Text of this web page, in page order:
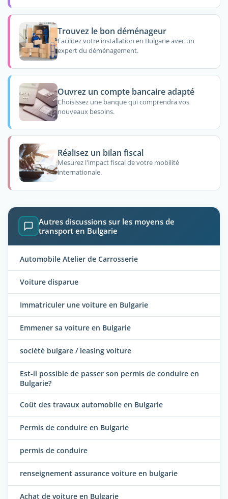
Trouvez le bon déménageur
Facilitez votre installation en Bulgarie avec un
expert du déménagement.
Ouvrez un compte bancaire adapté
Choisissez une banque qui comprendra vos
nouveaux besoins.
Réalisez un bilan fiscal
Mesurez l'impact fiscal de votre mobilité
internationale.
Autres discussions sur les moyens de
transport en Bulgarie
Automobile Atelier de Carrosserie
Voiture disparue
Immatriculer une voiture en Bulgarie
Emmener sa voiture en Bulgarie
société bulgare / leasing voiture
Est-il possible de passer son permis de conduire en
Bulgarie?
Coût des travaux automobile en Bulgarie
Permis de conduire en Bulgarie
permis de conduire
renseignement assurance voiture en bulgarie
Achat de voiture en Bulgarie